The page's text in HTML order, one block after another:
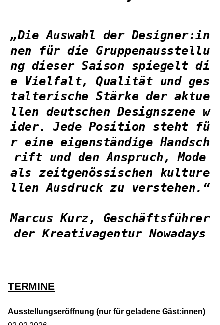
„Die Auswahl der Designer:in
nen für die Gruppenausstellu
ng dieser Saison spiegelt di
e Vielfalt, Qualität und ges
talterische Stärke der aktue
llen deutschen Designszene w
ider. Jede Position steht fü
r eine eigenständige Handsch
rift und den Anspruch, Mode
als zeitgenössischen kulture
llen Ausdruck zu verstehen.“
Marcus Kurz, Geschäftsführer
der Kreativagentur Nowadays
TERMINE
Ausstellungseröffnung (nur für geladene Gäst:innen)